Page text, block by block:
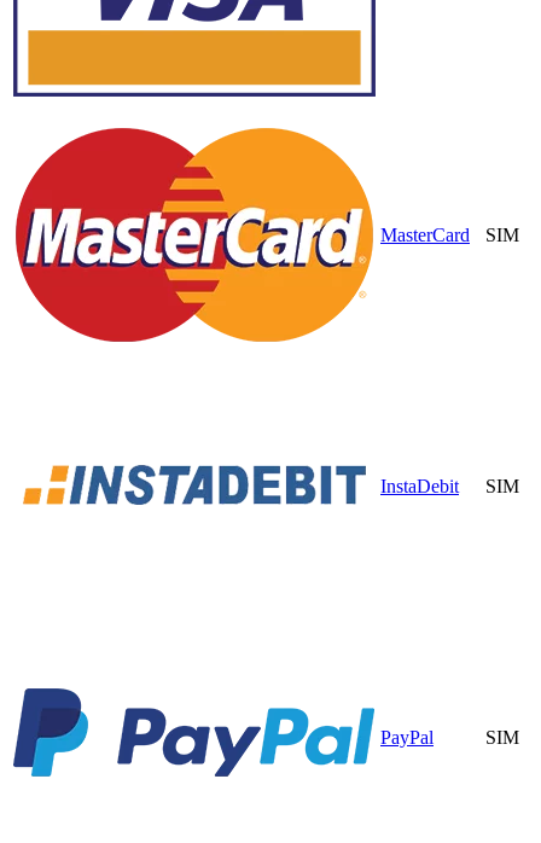
MasterCard SIM
InstaDebit SIM
PayPal SIM